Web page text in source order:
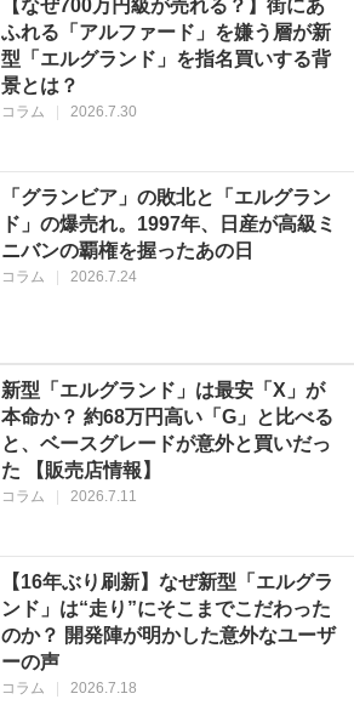
【なぜ700万円級が売れる？】街にあ
ふれる「アルファード」を嫌う層が新
型「エルグランド」を指名買いする背
景とは？
コラム 2026.7.30
「グランビア」の敗北と「エルグラン
ド」の爆売れ。1997年、日産が高級ミ
ニバンの覇権を握ったあの日
コラム 2026.7.24
新型「エルグランド」は最安「X」が
本命か？ 約68万円高い「G」と比べる
と、ベースグレードが意外と買いだっ
た 【販売店情報】
コラム 2026.7.11
【16年ぶり刷新】なぜ新型「エルグラ
ンド」は“走り”にそこまでこだわった
のか？ 開発陣が明かした意外なユーザ
ーの声
コラム 2026.7.18